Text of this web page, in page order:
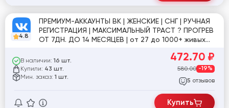
4.8
ПРЕМИУМ-АККАУНТЫ ВК | ЖЕНСКИЕ | СНГ | РУЧНАЯ
РЕГИСТРАЦИЯ | МАКСИМАЛЬНЫЙ ТРАСТ ? ПРОГРЕВ
ОТ 7ДН. ДО 14 МЕСЯЦЕВ | от 27 до 1000+ живых
В наличии: 16 шт.
Купили: 43 шт.
Мин. заказ: 1 шт.
472.70 ₽
580.00 -19%
5 отзывов
Купить